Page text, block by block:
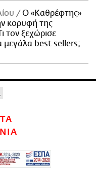
Ο «Καθρέφτης»
κορυφή της
τον ξεχώρισε
μεγάλα best sellers;